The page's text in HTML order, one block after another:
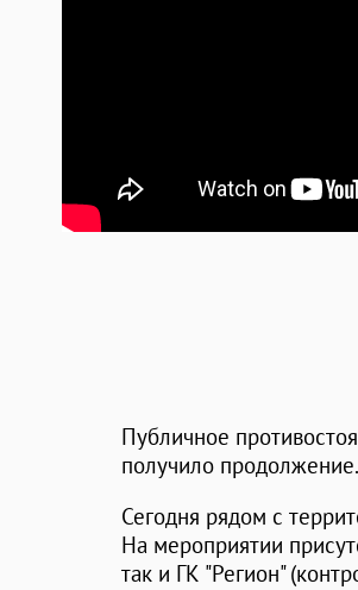
Публичное
получило продолжение.
Сегодня рядом с
На мероприятии
так и ГК "Регион"